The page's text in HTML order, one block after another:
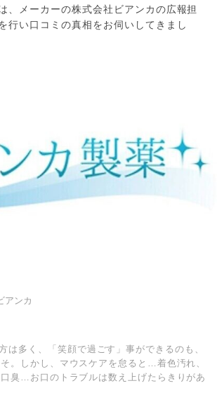
、メーカーの株式会社ビアンカの広報担
行い口コミの真相をお伺いしてきまし
アンカ
は多く、「笑顔で過ごす」事ができるのも、
。しかし、マウスケアを怠ると…着色汚れ、
臭…お口のトラブルは数え上げたらきりがあ